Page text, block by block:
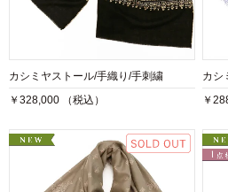
カシミヤストール/手織り/手刺繍
￥328,000 （税込）
カシ
￥